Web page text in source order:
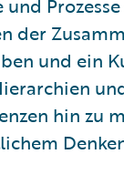
und
der
und ein
hin zu